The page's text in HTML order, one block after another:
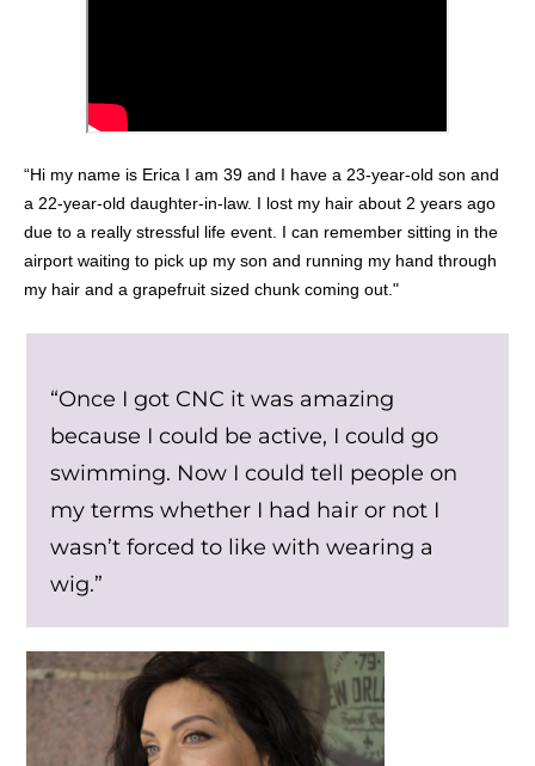
“Hi my name is Erica I am 39 and I have a 23-year-old son and
a 22-year-old daughter-in-law. I lost my hair about 2 years ago
due to a really stressful life event. I can remember sitting in the
airport waiting to pick up my son and running my hand through
my hair and a grapefruit sized chunk coming out."
“Once I got CNC it was amazing
because I could be active, I could go
swimming. Now I could tell people on
my terms whether I had hair or not I
wasn’t forced to like with wearing a
wig.”